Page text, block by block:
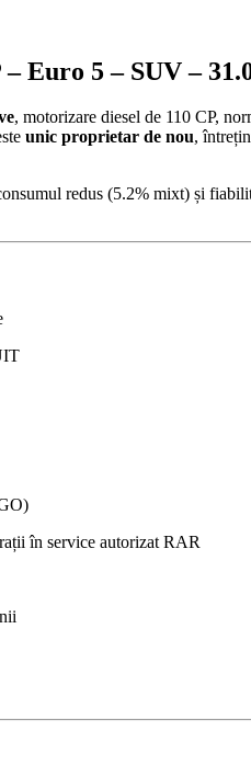
Euro 5 – SUV –
, motorizare diesel de 110 CP,
unic proprietar de nou,
redus (5.2% mixt) și
în service autorizat RAR